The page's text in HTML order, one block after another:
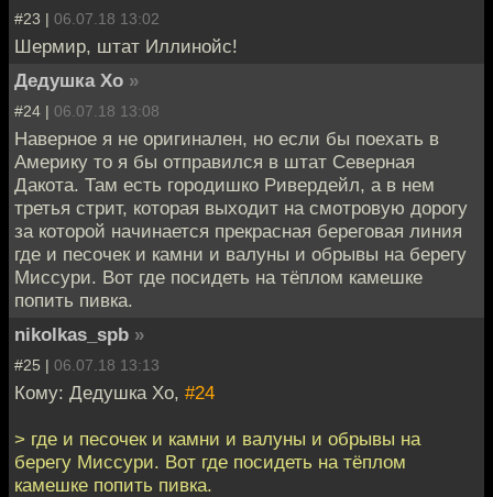
#23 | 06.07.18 13:02
Шермир, штат Иллинойс!
Дедушка Хо »
#24 | 06.07.18 13:08
Наверное я не оригинален, но если бы поехать в
Америку то я бы отправился в штат Северная
Дакота. Там есть городишко Ривердейл, а в нем
третья стрит, которая выходит на смотровую дорогу
за которой начинается прекрасная береговая линия
где и песочек и камни и валуны и обрывы на берегу
Миссури. Вот где посидеть на тёплом камешке
попить пивка.
nikolkas_spb »
#25 | 06.07.18 13:13
Кому: Дедушка Хо, #24
> где и песочек и камни и валуны и обрывы на
берегу Миссури. Вот где посидеть на тёплом
камешке попить пивка.